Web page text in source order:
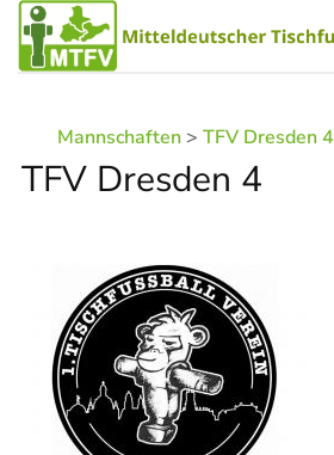
Zum Hauptinhalt springen
Mannschaften > TFV Dresden 4
TFV Dresden 4